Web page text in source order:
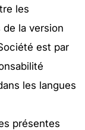
les
la version
est par
les langues
présentes